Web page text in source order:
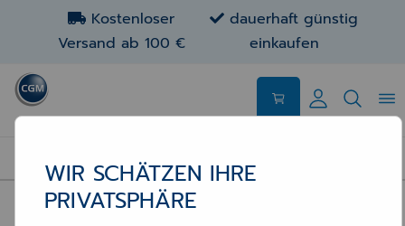
Kostenloser
Versand ab 100 €
dauerhaft günstig
einkaufen
WIR SCHÄTZEN IHRE
PRIVATSPHÄRE